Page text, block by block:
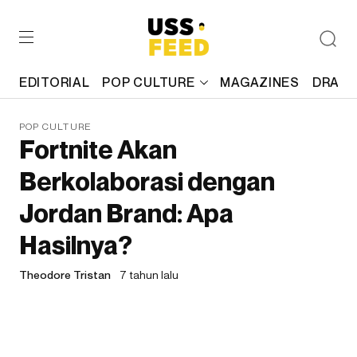
EDITORIAL POP CULTURE MAGAZINES
POP CULTURE
Fortnite Akan
Berkolaborasi dengan
Jordan Brand: Apa
Hasilnya?
Theodore Tristan 7 tahun lalu